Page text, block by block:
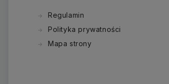
Regulamin
Polityka prywatności
Mapa strony